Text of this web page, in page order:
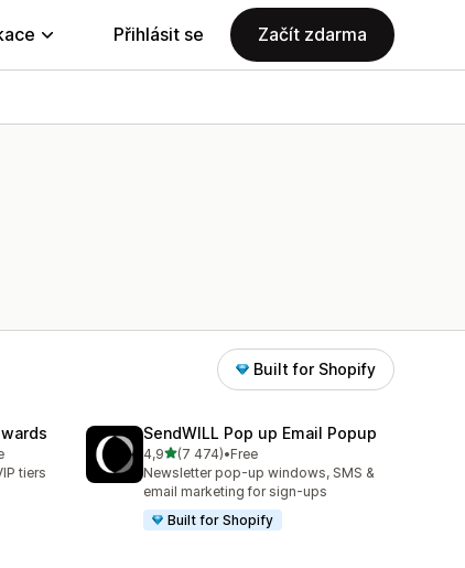
Přihlásit se Začít zdarma
Built for Shopify
tiers
SendWILL Pop up Email Popup
4,9z 5 hvězd
(7 474)
Celkový počet recenzí: 7474
•Free
Newsletter pop-up windows, SMS &
email marketing for sign-ups
Built for Shopify